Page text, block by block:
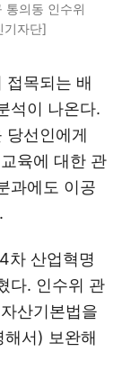
통의동 인수위
기자단]
접목되는 배
석이 나온다.
당선인에게
육에 대한 관
과에도 이공
차 산업혁명
다. 인수위 관
산기본법을
서) 보완해